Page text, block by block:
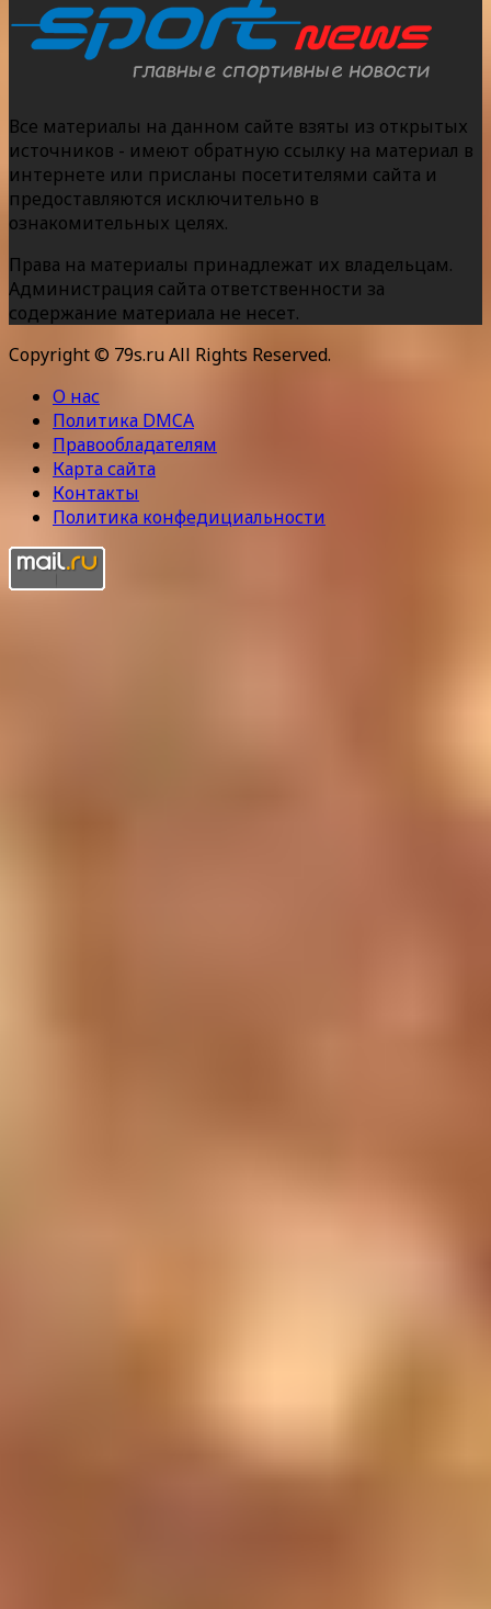
Все материалы на данном сайте взяты из открытых
источников - имеют обратную ссылку на материал в
интернете или присланы посетителями сайта и
предоставляются исключительно в
ознакомительных целях.
Права на материалы принадлежат их владельцам.
Администрация сайта ответственности за
содержание материала не несет.
Copyright © 79s.ru All Rights Reserved.
О нас
Политика DMCA
Правообладателям
Карта сайта
Контакты
Политика конфедициальности